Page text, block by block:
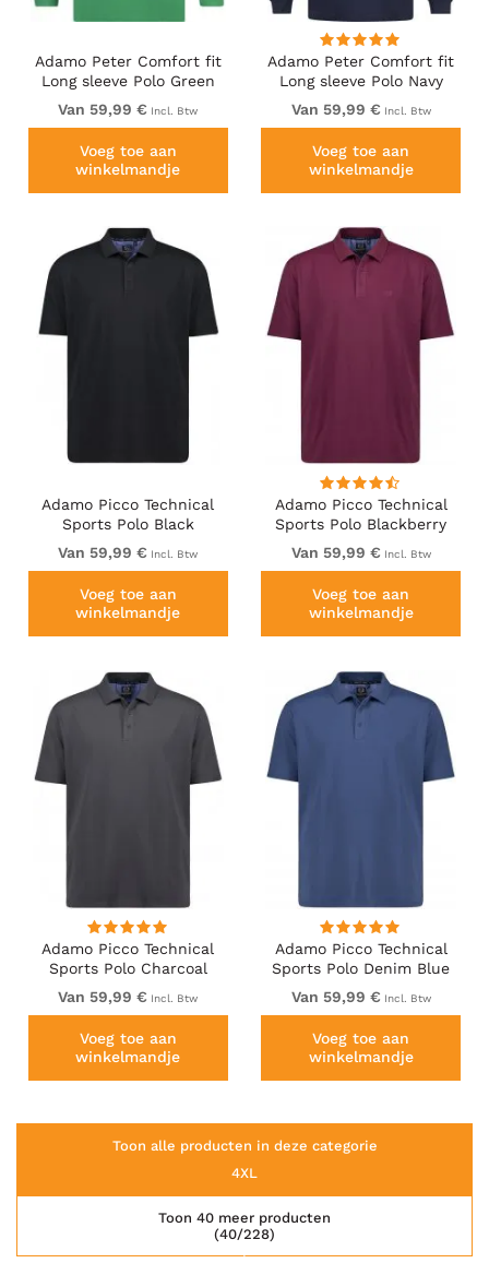
Adamo Peter Comfort fit
Long sleeve Polo Green
Van 59,99 € Incl. Btw
Voeg toe aan
winkelmandje
Adamo Peter Comfort fit
Long sleeve Polo Navy
Van 59,99 € Incl. Btw
Voeg toe aan
winkelmandje
Adamo Picco Technical
Sports Polo Black
Van 59,99 € Incl. Btw
Voeg toe aan
winkelmandje
Adamo Picco Technical
Sports Polo Blackberry
Van 59,99 € Incl. Btw
Voeg toe aan
winkelmandje
Adamo Picco Technical
Sports Polo Charcoal
Van 59,99 € Incl. Btw
Voeg toe aan
winkelmandje
Adamo Picco Technical
Sports Polo Denim Blue
Van 59,99 € Incl. Btw
Voeg toe aan
winkelmandje
Toon alle producten in deze categorie
4XL
(40/228)
Toon 40 meer producten